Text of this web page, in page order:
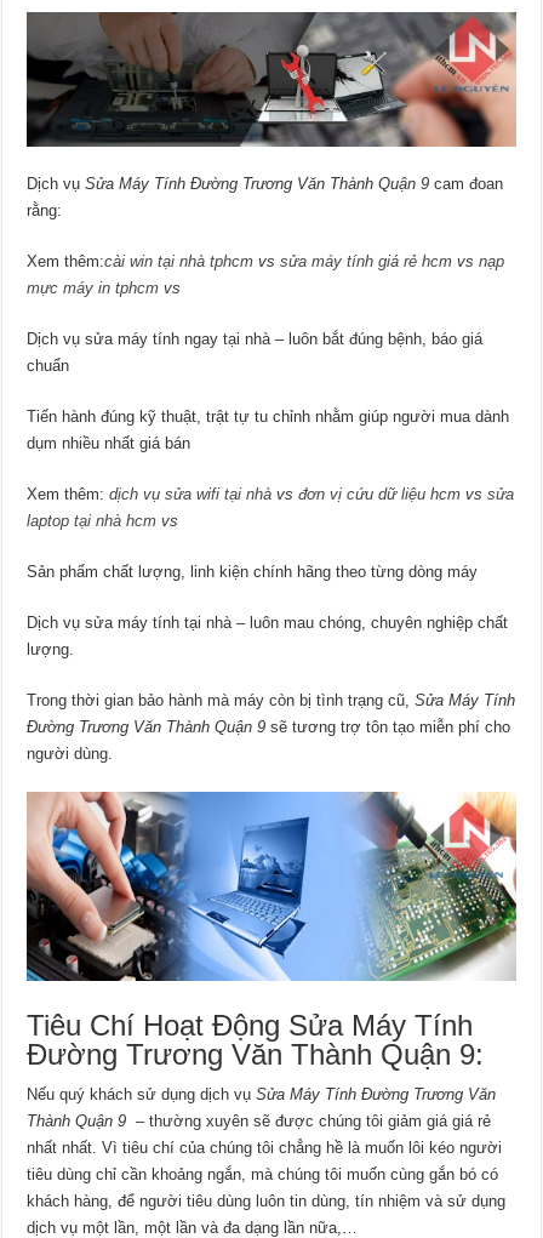
Dịch vụSửa Máy Tính Đường Trương Văn Thành Quận 9cam đoan
rằng:
Xem thêm:cài win tại nhà tphcm vssửa máy tính giá rẻ hcm vsnạp
mực máy in tphcm vs
Dịch vụ sửa máy tính ngay tại nhà – luôn bắt đúng bệnh, báo giá
chuẩn
Tiến hành đúng kỹ thuật, trật tự tu chỉnh nhằm giúp người mua dành
dụm nhiều nhất giá bán
Xem thêm:dịch vụ sửa wifi tại nhà vsđơn vị cứu dữ liệu hcm vssửa
laptop tại nhà hcm vs
Sản phẩm chất lượng, linh kiện chính hãng theo từng dòng máy
Dịch vụ sửa máy tính tại nhà – luôn mau chóng, chuyên nghiệp chất
lượng.
Trong thời gian bảo hành mà máy còn bị tình trạng cũ,Sửa Máy Tính
Đường Trương Văn Thành Quận 9sẽ tương trợ tôn tạo miễn phí cho
người dùng.
Tiêu Chí Hoạt Động Sửa Máy Tính
Đường Trương Văn Thành Quận 9:
Nếu quý khách sử dụng dịch vụSửa Máy Tính Đường Trương Văn
Thành Quận 9 – thường xuyên sẽ được chúng tôi giảm giá giá rẻ
nhất nhất. Vì tiêu chí của chúng tôi chẳng hề là muốn lôi kéo người
tiêu dùng chỉ cần khoảng ngắn, mà chúng tôi muốn cùng gắn bó có
khách hàng, để người tiêu dùng luôn tin dùng, tín nhiệm và sử dụng
dịch vụ một lần, một lần và đa dạng lần nữa,…